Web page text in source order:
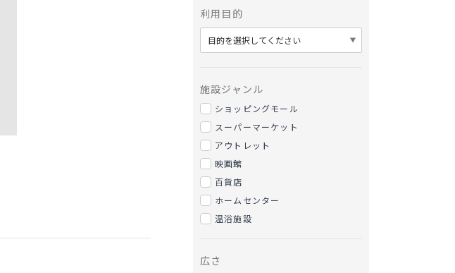
利用目的
施設ジャンル
ショッピングモール
スーパーマーケット
アウトレット
映画館
百貨店
ホームセンター
温浴施設
広さ